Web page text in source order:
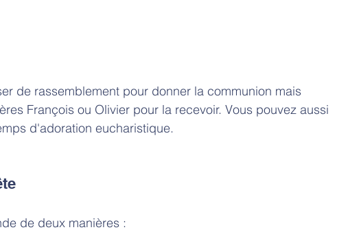
de rassemblement pour donner la communion mais
François ou Olivier pour la recevoir. Vous pouvez aussi
d'adoration eucharistique.
de deux manières :